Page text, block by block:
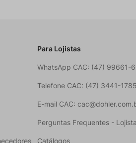
Para Lojistas
WhatsApp CAC: (47) 99661-
Telefone CAC: (47) 3441-
E-mail CAC:
Perguntas Frequentes -
Catálogos